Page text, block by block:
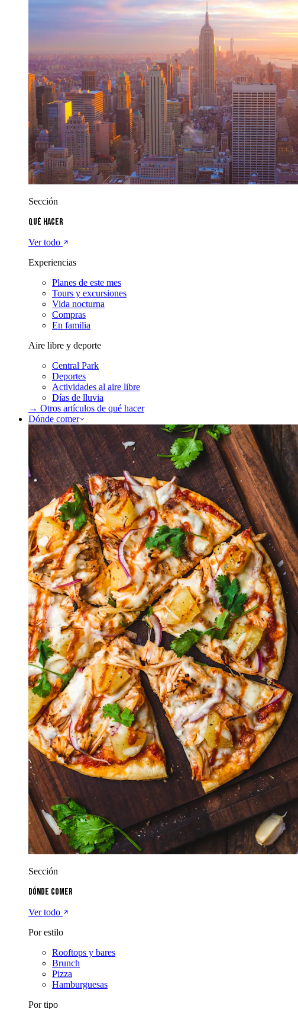
Sección
Qué hacer
Ver todo
Experiencias
Planes de este mes
Tours y excursiones
Vida nocturna
Compras
En familia
Aire libre y deporte
Central Park
Deportes
Actividades al aire libre
Días de lluvia
→ Otros artículos de qué hacer
Dónde comer
Sección
Dónde comer
Ver todo
Por estilo
Rooftops y bares
Brunch
Pizza
Hamburguesas
Por tipo